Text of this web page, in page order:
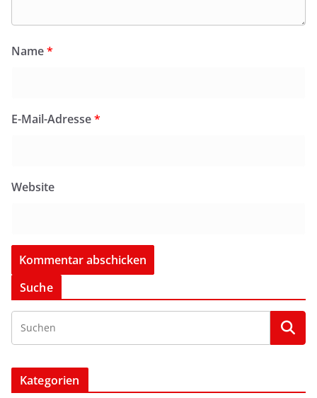
Name*
E-Mail-Adresse*
Website
Suche
Kategorien